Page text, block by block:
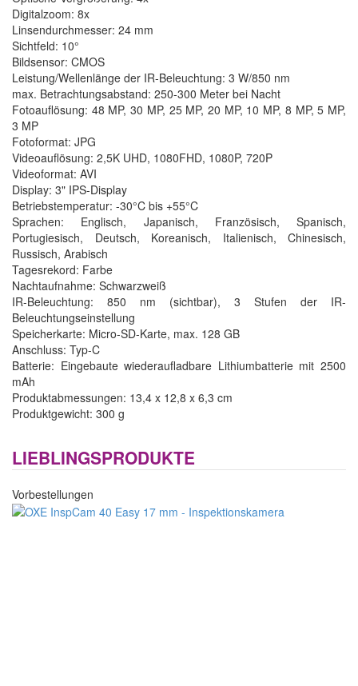
Digitalzoom: 8x
Linsendurchmesser: 24 mm
Sichtfeld: 10°
Bildsensor: CMOS
Leistung/Wellenlänge der IR-Beleuchtung: 3 W/850 nm
max. Betrachtungsabstand: 250-300 Meter bei Nacht
Fotoauflösung: 48 MP, 30 MP, 25 MP, 20 MP, 10 MP, 8 MP, 5 MP,
3 MP
Fotoformat: JPG
Videoauflösung: 2,5K UHD, 1080FHD, 1080P, 720P
Videoformat: AVI
Display: 3" IPS-Display
Betriebstemperatur: -30°C bis +55°C
Sprachen: Englisch, Japanisch, Französisch, Spanisch,
Portugiesisch, Deutsch, Koreanisch, Italienisch, Chinesisch,
Russisch, Arabisch
Tagesrekord: Farbe
Nachtaufnahme: Schwarzweiß
IR-Beleuchtung: 850 nm (sichtbar), 3 Stufen der IR-
Beleuchtungseinstellung
Speicherkarte: Micro-SD-Karte, max. 128 GB
Anschluss: Typ-C
Batterie: Eingebaute wiederaufladbare Lithiumbatterie mit 2500
mAh
Produktabmessungen: 13,4 x 12,8 x 6,3 cm
Produktgewicht: 300 g
LIEBLINGSPRODUKTE
Vorbestellungen